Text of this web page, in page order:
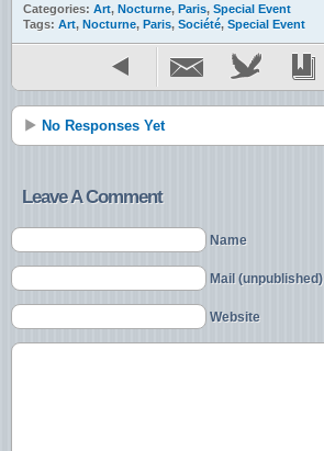
Categories: Art, Nocturne, Paris, Special Event
Tags: Art, Nocturne, Paris, Société, Special Event
No Responses Yet
Leave A Comment
Name
Mail (unpublished)
Website